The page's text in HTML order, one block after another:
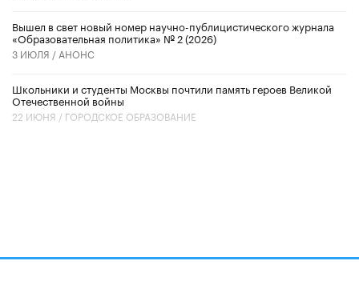
Вышел в свет новый номер научно-публицистического журнала
«Образовательная политика» № 2 (2026)
3 ИЮЛЯ / АНОНС
Школьники и студенты Москвы почтили память героев Великой
Отечественной войны
22 ИЮНЯ / ГОРОДСКОЕ ОБРАЗОВАНИЕ